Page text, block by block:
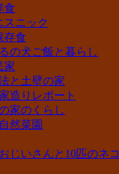
食
スニック
存食
の犬ご飯と暮らし
家
と土壁の家
造りレポート
家のくらし
然菜園
じいさんと10匹のネコ